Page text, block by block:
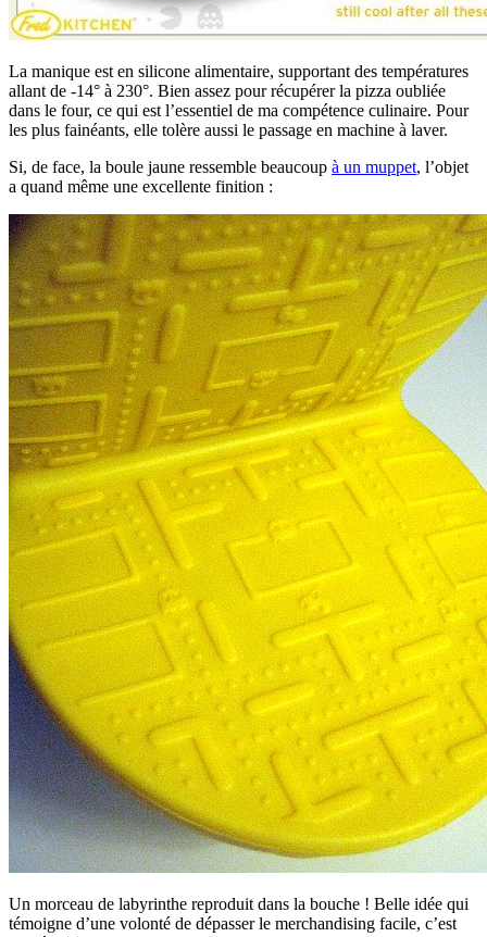
La manique est en silicone alimentaire, supportant des températures
allant de -14° à 230°. Bien assez pour récupérer la pizza oubliée
dans le four, ce qui est l’essentiel de ma compétence culinaire. Pour
les plus fainéants, elle tolère aussi le passage en machine à laver.
Si, de face, la boule jaune ressemble beaucoup à un muppet, l’objet
a quand même une excellente finition :
Un morceau de labyrinthe reproduit dans la bouche ! Belle idée qui
témoigne d’une volonté de dépasser le merchandising facile, c’est